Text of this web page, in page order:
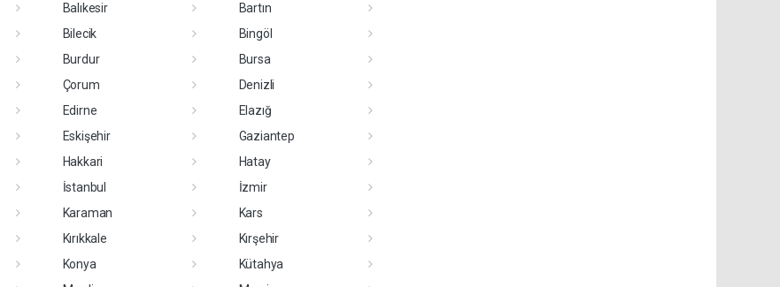
Balıkesir
Bartın
Bilecik
Bingöl
Burdur
Bursa
Çorum
Denizli
Edirne
Elazığ
Eskişehir
Gaziantep
Hakkari
Hatay
İstanbul
İzmir
Karaman
Kars
Kırıkkale
Kırşehir
Konya
Kütahya